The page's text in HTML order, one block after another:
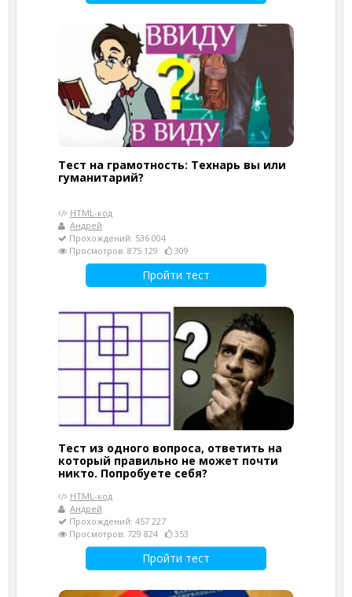
Тест на грамотность: Технарь вы или
гуманитарий?
HTML-код
Андрей
Прохождений: 536 004
Просмотров: 875 129
309
Пройти тест
Тест из одного вопроса, ответить на
который правильно не может почти
никто. Попробуете себя?
HTML-код
Андрей
Прохождений: 457 227
Просмотров: 729 824
353
Пройти тест